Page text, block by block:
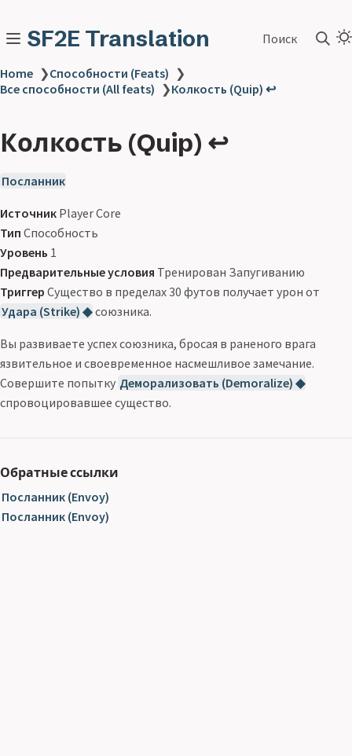
SF2E Translation Поиск
Home ❯Способности (Feats) ❯
Все способности (All feats) ❯Колкость (Quip) ↩
Колкость (Quip) ↩
Посланник
Источник Player Core
Тип Способность
Уровень 1
Предварительные условия Тренирован Запугиванию
Триггер Существо в пределах 30 футов получает урон от
Удара (Strike) ◆ союзника.
Вы развиваете успех союзника, бросая в раненого врага
язвительное и своевременное насмешливое замечание.
Совершите попытку Деморализовать (Demoralize) ◆
спровоцировавшее существо.
Обратные ссылки
Посланник (Envoy)
Посланник (Envoy)